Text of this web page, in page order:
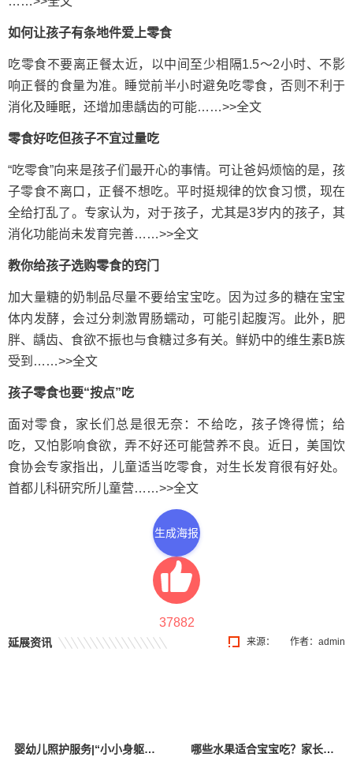
如何让孩子有条地件爱上零食
吃零食不要离正餐太近，以中间至少相隔1.5～2小时、不影
响正餐的食量为准。睡觉前半小时避免吃零食，否则不利于
消化及睡眠，还增加患龋齿的可能……>>全文
零食好吃但孩子不宜过量吃
“吃零食”向来是孩子们最开心的事情。可让爸妈烦恼的是，孩
子零食不离口，正餐不想吃。平时挺规律的饮食习惯，现在
全给打乱了。专家认为，对于孩子，尤其是3岁内的孩子，其
消化功能尚未发育完善……>>全文
教你给孩子选购零食的窍门
加大量糖的奶制品尽量不要给宝宝吃。因为过多的糖在宝宝
体内发酵，会过分刺激胃肠蠕动，可能引起腹泻。此外，肥
胖、龋齿、食欲不振也与食糖过多有关。鲜奶中的维生素B族
受到……>>全文
孩子零食也要“按点”吃
面对零食，家长们总是很无奈：不给吃，孩子馋得慌；给
吃，又怕影响食欲，弄不好还可能营养不良。近日，美国饮
食协会专家指出，儿童适当吃零食，对生长发育很有好处。
首都儿科研究所儿童营……>>全文
生成海报
37882
来源： 作者：admin
延展资讯
婴幼儿照护服务|“小小身躯，大大营养”，坚果虽好，您给孩子吃对了吗？ 哪些水果适合宝宝吃？家长千万别选错了